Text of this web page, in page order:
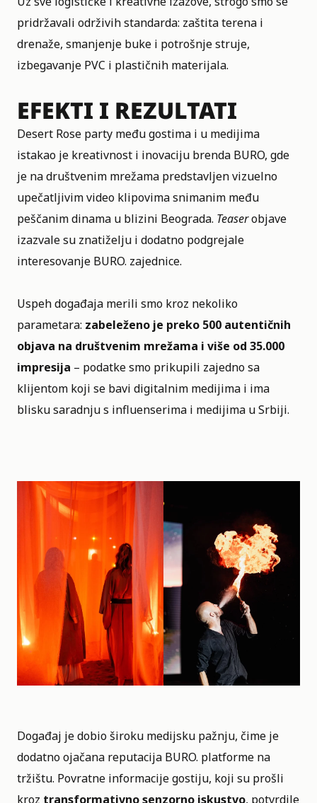
pridržavali održivih standarda: zaštita terena i
drenaže, smanjenje buke i potrošnje struje,
izbegavanje PVC i plastičnih materijala.
EFEKTI I REZULTATI
Desert Rose party među gostima i u medijima
istakao je kreativnost i inovaciju brenda BURO, gde
je na društvenim mrežama predstavljen vizuelno
upečatljivim video klipovima snimanim među
peščanim dinama u blizini Beograda. Teaserobjave
izazvale su znatiželju i dodatno podgrejale
interesovanje BURO. zajednice.
Uspeh događaja merili smo kroz nekoliko
parametara: zabeleženo je preko 500 autentičnih
objava na društvenim mrežama i više od 35.000
impresija – podatke smo prikupili zajedno sa
klijentom koji se bavi digitalnim medijima i ima
blisku saradnju s influenserima i medijima u Srbiji.
Događaj je dobio široku medijsku pažnju, čime je
dodatno ojačana reputacija BURO. platforme na
tržištu. Povratne informacije gostiju, koji su prošli
kroz transformativno senzorno iskustvo, potvrdile